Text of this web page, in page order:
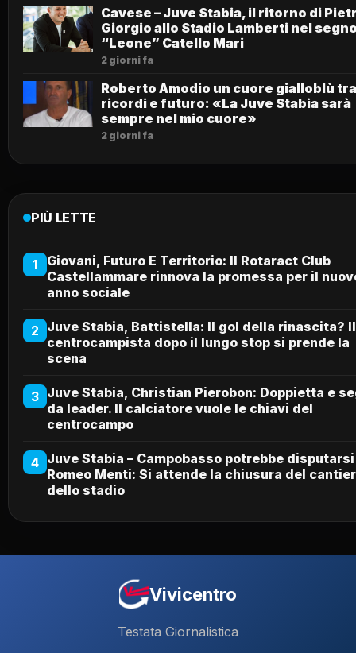
Cavese – Juve Stabia, il ritorno di
Giorgio allo Stadio Lamberti nel
“Leone” Catello Mari
2 giorni fa
Roberto Amodio un cuore gialloblù tra
ricordi e futuro: «La Juve Stabia sarà
sempre nel mio cuore»
2 giorni fa
PIÙ LETTE
1
Giovani, Futuro E Territorio: Il Rotaract Club
Castellammare rinnova la promessa per il
anno sociale
2 Juve Stabia, Battistella: Il gol della rinascita? Il
centrocampista dopo il lungo stop si prende la
scena
3 Juve Stabia, Christian Pierobon: Doppietta e
da leader. Il calciatore vuole le chiavi del
centrocampo
4 Juve Stabia – Campobasso potrebbe
Romeo Menti: Si attende la chiusura del
dello stadio
Vivicentro
Testata Giornalistica